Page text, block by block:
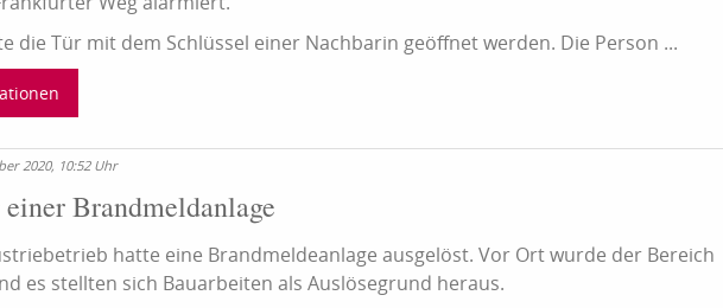
die Tür mit dem Schlüssel einer Nachbarin geöffnet werden. Die Person ...
2020, 10:52 Uhr
Brandmeldanlage
hatte eine Brandmeldeanlage ausgelöst. Vor Ort wurde der Bereich
es stellten sich Bauarbeiten als Auslösegrund heraus.